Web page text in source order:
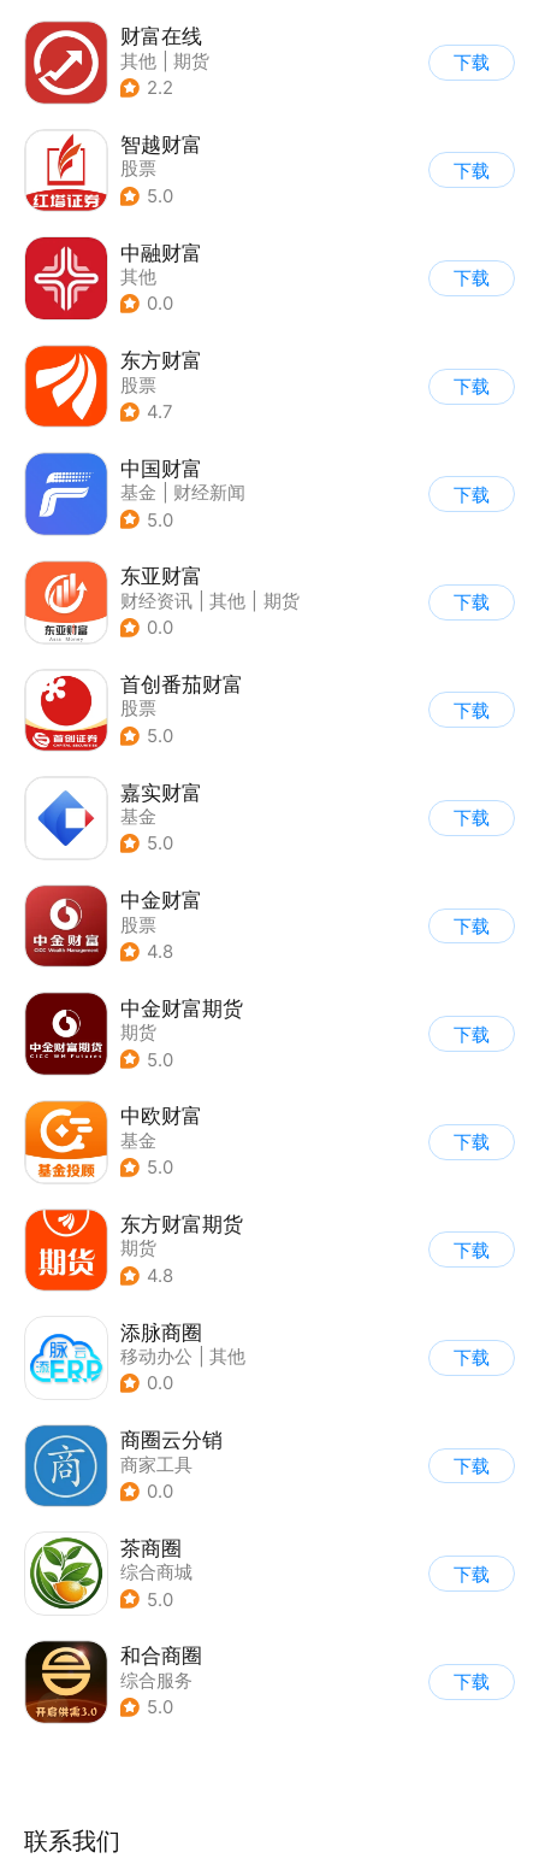
财富在线
其他
期货
2.2
下载
智越财富
股票
5.0
下载
中融财富
其他
0.0
下载
东方财富
股票
4.7
下载
中国财富
基金
财经新闻
5.0
下载
东亚财富
财经资讯 其他
期货
0.0
下载
首创番茄财富
股票
5.0
下载
嘉实财富
基金
5.0
下载
中金财富
股票
4.8
下载
中金财富期货
期货
5.0
下载
中欧财富
基金
5.0
下载
东方财富期货
期货
4.8
下载
添脉商圈
移动办公
其他
0.0
下载
商圈云分销
商家工具
0.0
下载
茶商圈
综合商城
5.0
下载
和合商圈
综合服务
5.0
下载
联系我们